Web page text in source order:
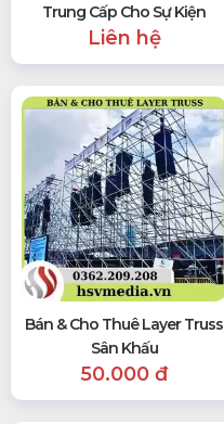
Trung Cấp Cho Sự Kiện
Liên hệ
Bán & Cho Thuê Layer Truss
Sân Khấu
50.000 đ